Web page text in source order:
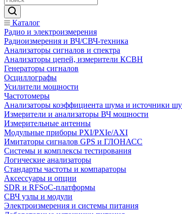
Каталог
Радио и электроизмерения
Радиоизмерения и ВЧ/СВЧ-техника
Анализаторы сигналов и спектра
Анализаторы цепей, измерители КСВН
Генераторы сигналов
Осциллографы
Усилители мощности
Частотомеры
Анализаторы коэффициента шума и источники
Измерители и анализаторы ВЧ мощности
Измерительные антенны
Модульные приборы PXI/PXIe/AXI
Имитаторы сигналов GPS и ГЛОНАСС
Системы и комплексы тестирования
Логические анализаторы
Стандарты частоты и компараторы
Аксессуары и опции
SDR и RFSoC‑платформы
СВЧ узлы и модули
Электроизмерения и системы питания